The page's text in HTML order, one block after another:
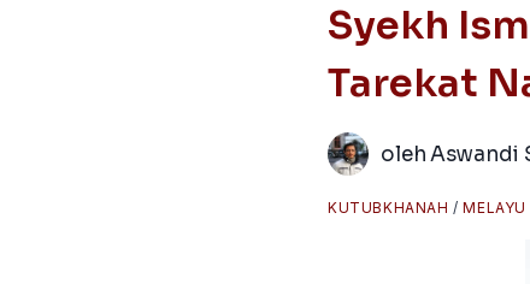
Syekh
Tarekat
olehAswandi
KUTUBKHANAH /MELAYU